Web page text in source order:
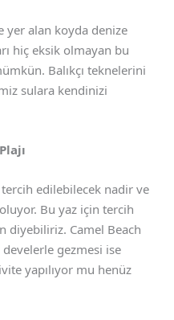
yer alan koyda denize
hiç eksik olmayan bu
Balıkçı teknelerini
sulara kendinizi
edilebilecek nadir ve
Bu yaz için tercih
diyebiliriz. Camel Beach
gezmesi ise
yapılıyor mu henüz